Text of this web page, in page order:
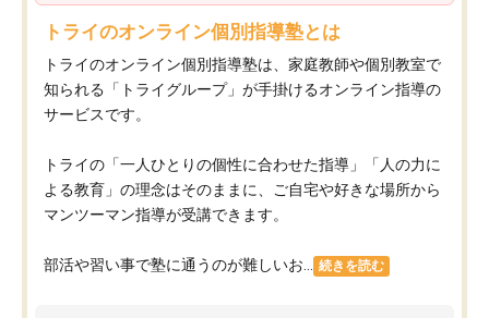
トライのオンライン個別指導塾とは
トライのオンライン個別指導塾は、家庭教師や個別教室で
知られる「トライグループ」が手掛けるオンライン指導の
サービスです。
トライの「一人ひとりの個性に合わせた指導」「人の力に
よる教育」の理念はそのままに、ご自宅や好きな場所から
マンツーマン指導が受講できます。
部活や習い事で塾に通うのが難しいお... 続きを読む